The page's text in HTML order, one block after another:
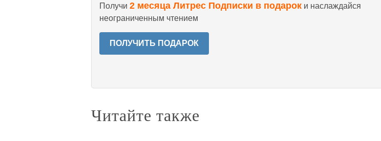
Получи 2 месяца Литрес Подписки в подарок и наслаждайся
неограниченным чтением
ПОЛУЧИТЬ ПОДАРОК
Читайте также